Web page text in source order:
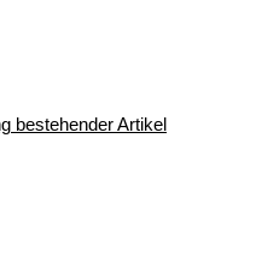
bestehender Artikel